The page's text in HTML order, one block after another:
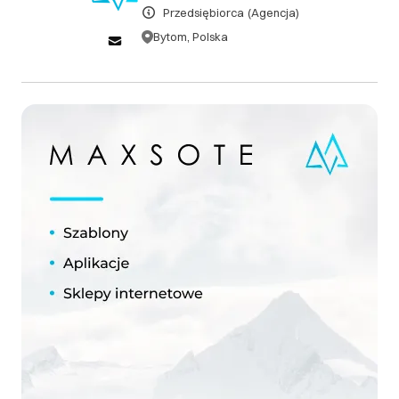
Przedsiębiorca (Agencja)
Bytom, Polska
Internetowego lub zakupionego Produktu nie
uprawnia Klienta do zwrotu płatności. Sprzedawcy
Klientem w terminie 30 dni kalendarzowych od dnia jej
zawarcia. Odstąpienie od umowy w tym wypadku
stronie Klienta żadnych roszczeń w stosunku do
Sprzedawcy. Umowne prawo odstąpienia może mieć
Sprzedaży, jak i umowy o świadczenie Usługi
Elektronicznej zawartej pomiędzy Sprzedawcą, a
III. Gwarancja oraz reklamacje
Sprzedawca udziela Kupującemu na sprzedany